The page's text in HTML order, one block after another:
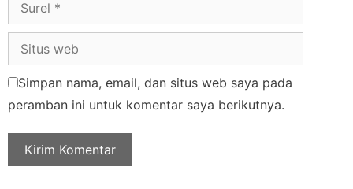
Simpan nama, email, dan situs web saya pada
peramban ini untuk komentar saya berikutnya.